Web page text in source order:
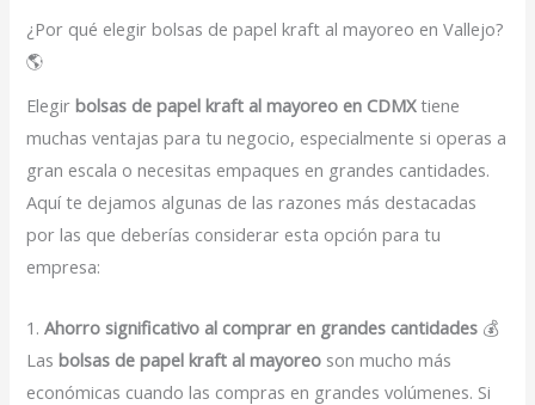
¿Por qué elegir bolsas de papel kraft al mayoreo en Vallejo?
🌎
Elegirbolsas de papel kraft al mayoreo en CDMXtiene
muchas ventajas para tu negocio, especialmente si operas a
gran escala o necesitas empaques en grandes cantidades.
Aquí te dejamos algunas de las razones más destacadas
por las que deberías considerar esta opción para tu
empresa:
1.Ahorro significativo al comprar en grandes cantidades 💰
Lasbolsas de papel kraft al mayoreo son mucho más
económicas cuando las compras en grandes volúmenes. Si